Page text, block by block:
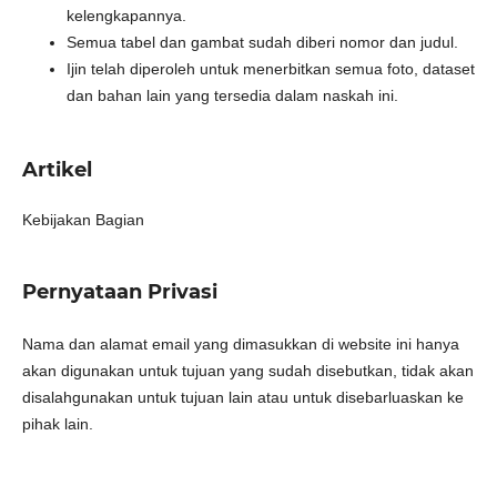
kelengkapannya.
Semua tabel dan gambat sudah diberi nomor dan judul.
Ijin telah diperoleh untuk menerbitkan semua foto, dataset
dan bahan lain yang tersedia dalam naskah ini.
Artikel
Kebijakan Bagian
Pernyataan Privasi
Nama dan alamat email yang dimasukkan di website ini hanya
akan digunakan untuk tujuan yang sudah disebutkan, tidak akan
disalahgunakan untuk tujuan lain atau untuk disebarluaskan ke
pihak lain.